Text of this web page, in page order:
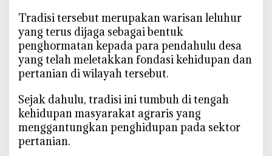
s
t
a
r
i
k
a
n
‎Tradisi tersebut merupakan warisan leluhur
yang terus dijaga sebagai bentuk
penghormatan kepada para pendahulu desa
yang telah meletakkan fondasi kehidupan dan
pertanian di wilayah tersebut.
‎Sejak dahulu, tradisi ini tumbuh di tengah
kehidupan masyarakat agraris yang
menggantungkan penghidupan pada sektor
pertanian.